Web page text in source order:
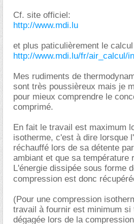
Cf. site officiel:
http://www.mdi.lu
et plus paticulièrement le
http://www.mdi.lu/fr/air_calcul/
Mes rudiments de
sont très poussièreux mais je
pour mieux comprendre le
comprimé.
En fait le travail est maximum
isotherme, c'est à dire lorsque
réchauffé lors de sa détente
ambiant et que sa température
L'énergie dissipée sous forme
compression est donc
(Pour une compression
travail à fournir est minimum si
dégagée lors de la